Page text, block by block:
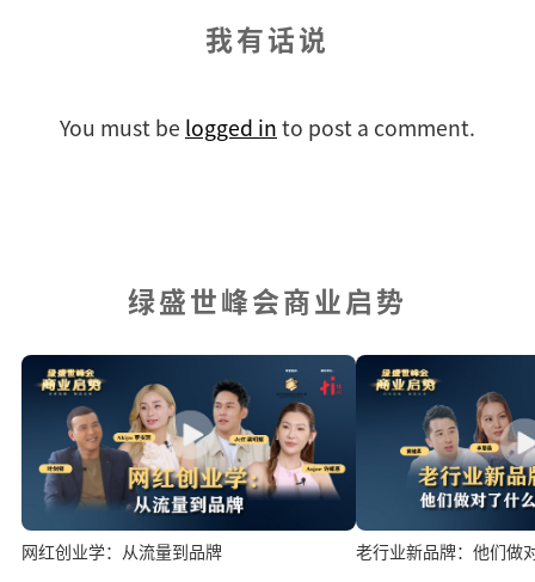
我有话说
You must be logged in to post a comment.
绿盛世峰会商业启势
网红创业学：从流量到品牌 老行业新品牌：他们做